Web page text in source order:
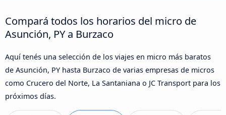
Compará todos los horarios del micro de
Asunción, PY a Burzaco
Aquí tenés una selección de los viajes en micro más baratos
de Asunción, PY hasta Burzaco de varias empresas de micros
como Crucero del Norte, La Santaniana o JC Transport para los
próximos días.